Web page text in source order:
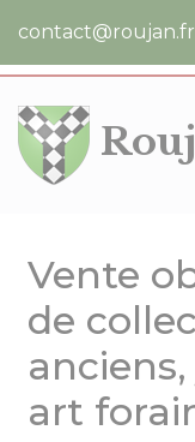
contact@roujan.fr
Vente
de
art